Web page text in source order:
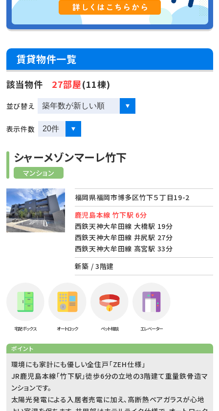
賃貸物件一覧
該当物件 27部屋(11棟)
並び替え
表示件数
マンション
シャーメゾンマーレ竹下
福岡県福岡市博多区竹下５丁目19-2
鹿児島本線 竹下駅 6分
西鉄天神大牟田線 大橋駅 19分
西鉄天神大牟田線 井尻駅 27分
西鉄天神大牟田線 高宮駅 33分
新築 / 3階建
宅配ボックス オートロック ペット相談 エレベーター
ポイント
環境にも家計にも優しい全住戸「ZEH仕様」
JR鹿児島本線「竹下駅」徒歩6分の立地の3階建て重量鉄骨造マ
ンションです。
太陽光発電による入居者売電に加え、高断熱ペアガラスが心地